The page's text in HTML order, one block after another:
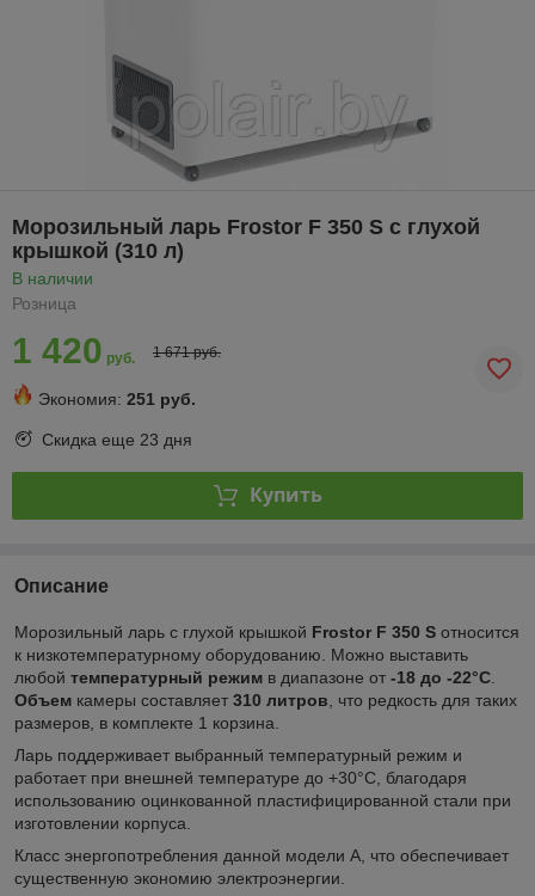
Морозильный ларь Frostor F 350 S с глухой
крышкой (310 л)
В наличии
Розница
1 420 руб. 1 671 руб.
Экономия: 251 руб.
Скидка еще 23 дня
Купить
Описание
Морозильный ларь с глухой крышкой Frostor F 350 S относится
к низкотемпературному оборудованию. Можно выставить
любой температурный режим в диапазоне от -18 до -22°C
Объем камеры составляет 310 литров , что редкость для таких
размеров, в комплекте 1 корзина.
Ларь поддерживает выбранный температурный режим и
работает при внешней температуре до +30°C, благодаря
использованию оцинкованной пластифицированной стали при
изготовлении корпуса.
Класс энергопотребления данной модели А, что обеспечивает
существенную экономию электроэнергии.